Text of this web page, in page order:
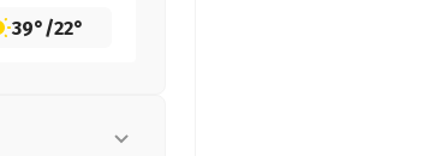
39°/22°